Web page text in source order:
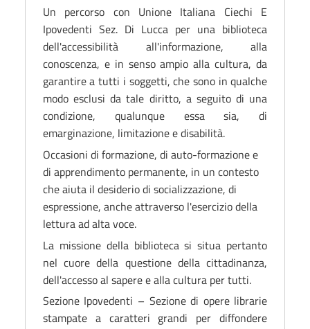
Un percorso con Unione Italiana Ciechi E
Ipovedenti Sez. Di Lucca per una biblioteca
dell'accessibilità all'informazione, alla
conoscenza, e in senso ampio alla cultura, da
garantire a tutti i soggetti, che sono in qualche
modo esclusi da tale diritto, a seguito di una
condizione, qualunque essa sia, di
emarginazione, limitazione e disabilità.
Occasioni di formazione, di auto-formazione e
di apprendimento permanente, in un contesto
che aiuta il desiderio di socializzazione, di
espressione, anche attraverso l'esercizio della
lettura ad alta voce.
La missione della biblioteca si situa pertanto
nel cuore della questione della cittadinanza,
dell'accesso al sapere e alla cultura per tutti.
Sezione Ipovedenti – Sezione di opere librarie
stampate a caratteri grandi per diffondere